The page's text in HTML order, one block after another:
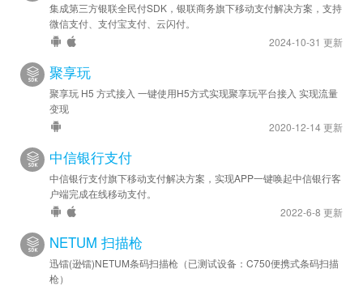
集成第三方银联全民付SDK，银联商务旗下移动支付解决方案，支持
微信支付、支付宝支付、云闪付。
2024-10-31 更新
聚享玩
聚享玩 H5 方式接入 一键使用H5方式实现聚享玩平台接入 实现流量
变现
2020-12-14 更新
中信银行支付
中信银行支付旗下移动支付解决方案，实现APP一键唤起中信银行客
户端完成在线移动支付。
2022-6-8 更新
NETUM 扫描枪
迅镭(逊镭)NETUM条码扫描枪（已测试设备：C750便携式条码扫描
枪）